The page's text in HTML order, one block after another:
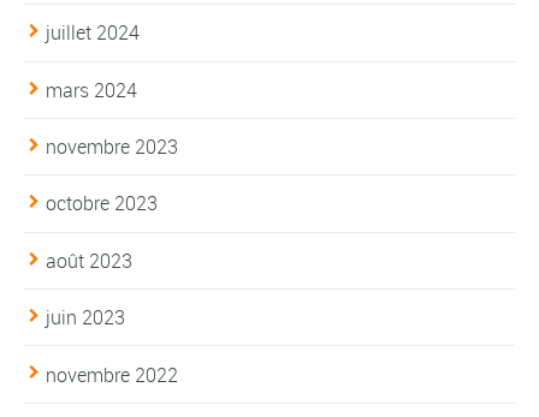
juillet 2024
mars 2024
novembre 2023
octobre 2023
août 2023
juin 2023
novembre 2022